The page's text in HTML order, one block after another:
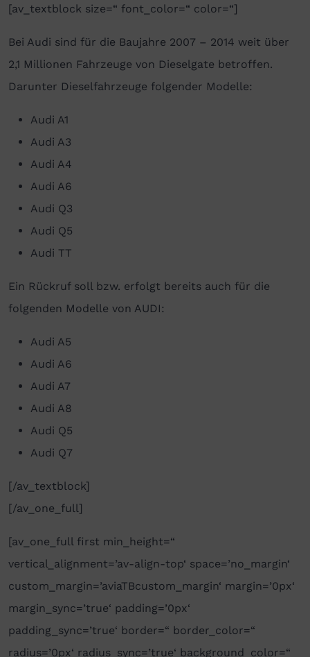
[av_textblock size=“ font_color=“ color=“]
Bei Audi sind für die Baujahre 2007 – 2014 weit über
2,1 Millionen Fahrzeuge von Dieselgate betroffen.
Darunter Dieselfahrzeuge folgender Modelle:
Audi A1
Audi A3
Audi A4
Audi A6
Audi Q3
Audi Q5
Audi TT
Ein Rückruf soll bzw. erfolgt bereits auch für die
folgenden Modelle von AUDI:
Audi A5
Audi A6
Audi A7
Audi A8
Audi Q5
Audi Q7
[/av_textblock]
[/av_one_full]
[av_one_full first min_height=“
vertical_alignment=’av-align-top‘ space=’no_margin‘
custom_margin=’aviaTBcustom_margin‘ margin=’0px‘
margin_sync=’true‘ padding=’0px‘
padding_sync=’true‘ border=“ border_color=“
radius=’0px‘ radius_sync=’true‘ background_color=“